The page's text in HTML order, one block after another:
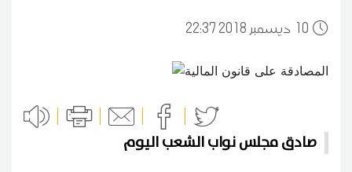
10 22:37 2018 ديسمبر
صادق مجلس نواب الشعب اليوم